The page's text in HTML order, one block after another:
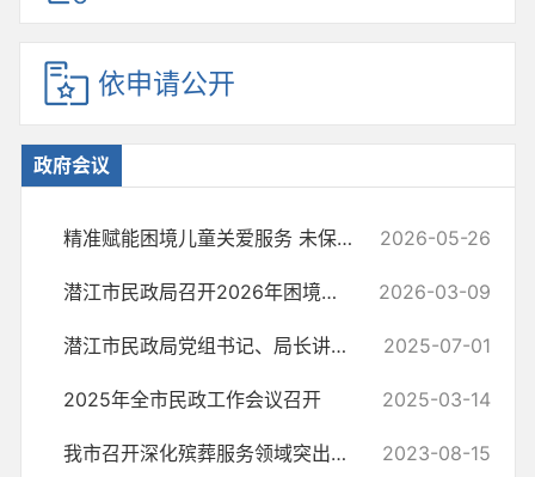
依申请公开
政府会议
精准赋能困境儿童关爱服务 未保中心召开重点个案遴选及督导交流会 2026-05-26
潜江市民政局召开2026年困境儿童关爱服务全国试点项目推进大会 2026-03-09
潜江市民政局党组书记、局长讲授“七一”专题党课 2025-07-01
2025年全市民政工作会议召开 2025-03-14
我市召开深化殡葬服务领域突出问题专项治理工作第四次推进会 2023-08-15